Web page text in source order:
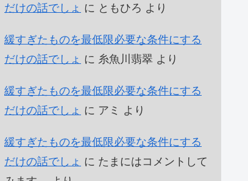
だけの話でしょ に ともひろ より
緩すぎたものを最低限必要な条件にする
だけの話でしょ に 糸魚川翡翠 より
緩すぎたものを最低限必要な条件にする
だけの話でしょ に アミ より
緩すぎたものを最低限必要な条件にする
だけの話でしょ に たまにはコメントして